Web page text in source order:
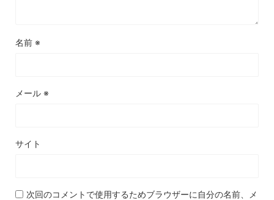
名前 ※
メール ※
サイト
次回のコメントで使用するためブラウザーに自分の名前、メ